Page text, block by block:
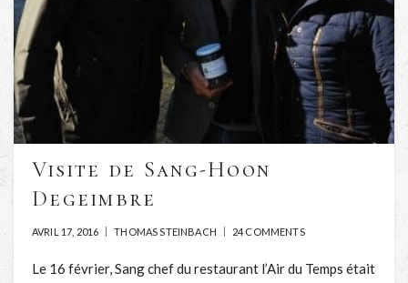
Visite de Sang-Hoon
Degeimbre
AVRIL 17, 2016 THOMAS STEINBACH 24 COMMENTS
Le 16 février, Sang chef du restaurant l’Air du Temps était